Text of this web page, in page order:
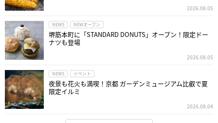
2026.08.05
NEWS NEWオープン
堺筋本町に「STANDARD DONUTS」オープン！限定ドー
ナツも登場
2026.08.05
NEWS イベント
夜景も花火も満喫！京都 ガーデンミュージアム比叡で夏
限定イルミ
2026.08.04